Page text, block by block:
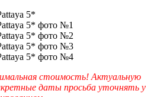
стоимость! Актуальную
даты просьба уточнять у